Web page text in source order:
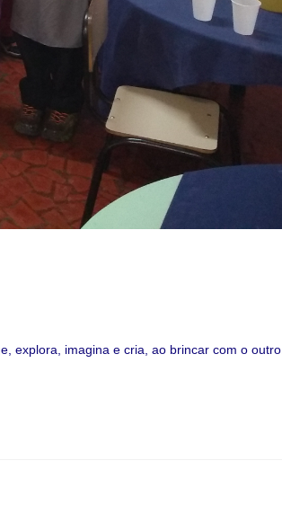
explora, imagina e cria, ao brincar com o outro.